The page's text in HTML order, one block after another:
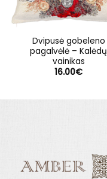
Dvipusė gobeleno
pagalvėlė – Kalėdų
vainikas
16.00€